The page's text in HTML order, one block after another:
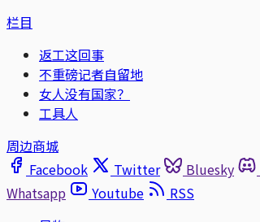
栏目
返工这回事
不重磅记者自留地
女人没有国家？
工具人
周边商城
Facebook
Twitter Bluesky
Whatsapp
Youtube
RSS